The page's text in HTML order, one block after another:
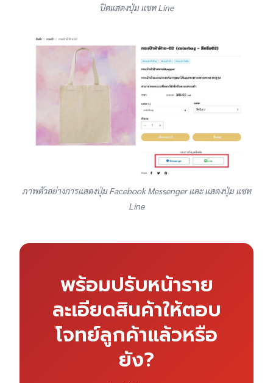
ปิดแสดงปุ่ม แชท Line
ภาพตัวอย่างการแสดงปุ่ม Facebook Messenger และ แสดงปุ่ม แชท
Line
พร้อมปรับหน้าราย
ละเอียดสินค้าให้ตอบ
โจทย์ลูกค้าแล้วหรือ
ยัง?